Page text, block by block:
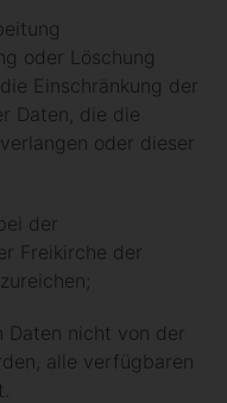
oder Löschung
Einschränkung der
Daten, die die
oder dieser
der
Freikirche der
nicht von der
alle verfügbaren